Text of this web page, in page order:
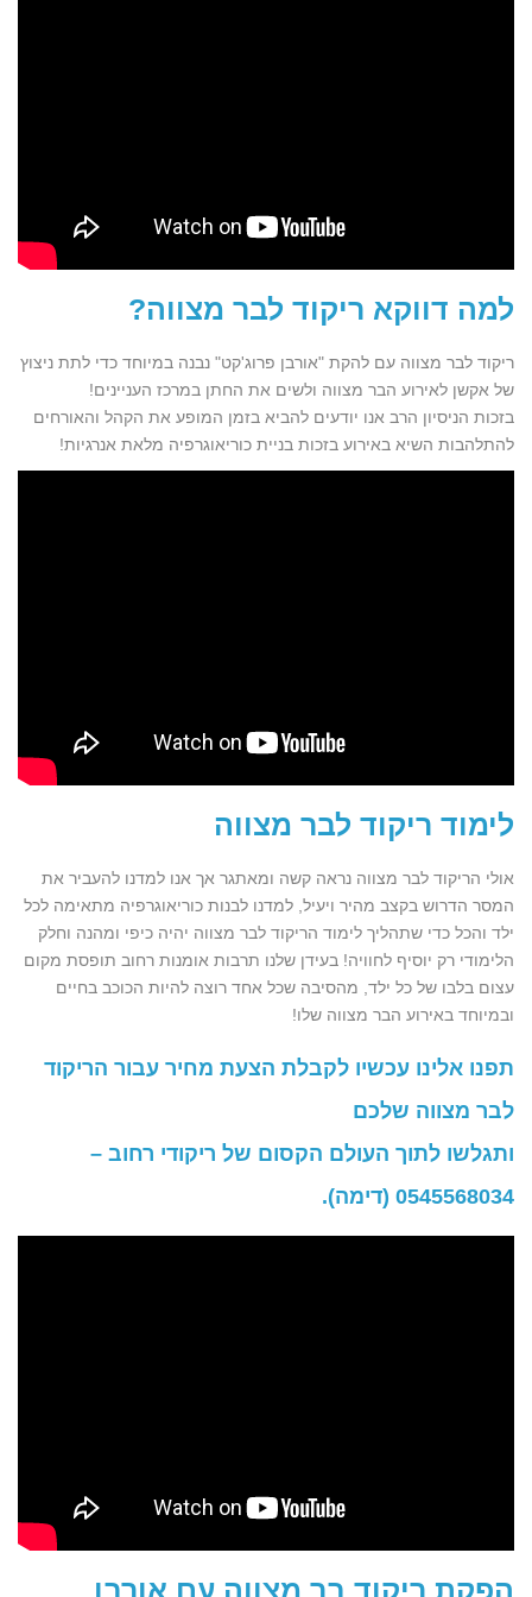
למה דווקא ריקוד לבר מצווה?
ריקוד לבר מצווה עם להקת "אורבן פרוג'קט" נבנה במיוחד כדי לתת ניצוץ
של אקשן לאירוע הבר מצווה ולשים את החתן במרכז העניינים!
בזכות הניסיון הרב אנו יודעים להביא בזמן המופע את הקהל והאורחים
להתלהבות השיא באירוע בזכות בניית כוריאוגרפיה מלאת אנרגיות!
לימוד ריקוד לבר מצווה
אולי הריקוד לבר מצווה נראה קשה ומאתגר אך אנו למדנו להעביר את
המסר הדרוש בקצב מהיר ויעיל, למדנו לבנות כוריאוגרפיה מתאימה לכל
ילד והכל כדי שתהליך לימוד הריקוד לבר מצווה יהיה כיפי ומהנה וחלק
הלימודי רק יוסיף לחוויה! בעידן שלנו תרבות אומנות רחוב תופסת מקום
עצום בלבו של כל ילד, מהסיבה שכל אחד רוצה להיות הכוכב בחיים
ובמיוחד באירוע הבר מצווה שלו!
תפנו אלינו עכשיו לקבלת הצעת מחיר עבור הריקוד
לבר מצווה שלכם
ותגלשו לתוך העולם הקסום של ריקודי רחוב –
0545568034 (דימה).
הפקת ריקוד בר מצווה עם אורבן